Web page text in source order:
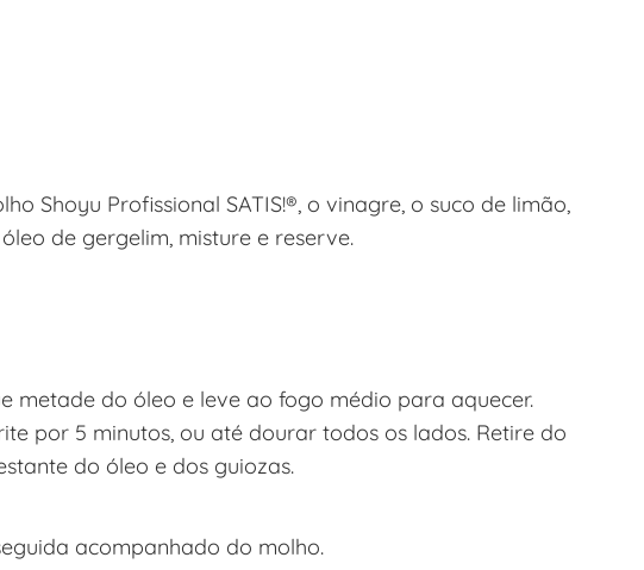
Shoyu Profissional SATIS!®, o vinagre, o suco de limão,
de gergelim, misture e reserve.
metade do óleo e leve ao fogo médio para aquecer.
por 5 minutos, ou até dourar todos os lados. Retire do
do óleo e dos guiozas.
acompanhado do molho.